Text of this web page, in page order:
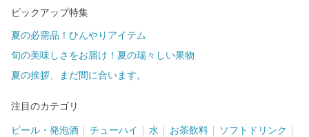
ピックアップ特集
夏の必需品！ひんやりアイテム
旬の美味しさをお届け！夏の瑞々しい果物
夏の挨拶、まだ間に合います。
注目のカテゴリ
ビール・発泡酒 チューハイ 水 お茶飲料 ソフトドリンク